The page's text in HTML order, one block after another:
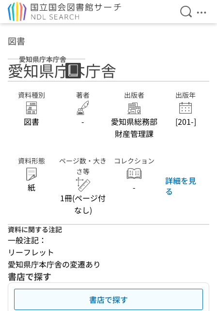
検索を
メ
図書
愛知県庁本庁舎
愛知県庁本庁舎
資料種別
図書
著者
-
出版者
愛知県総務部
財産管理課
出版年
[201-]
資料形態
紙
ページ数・大き
さ等
1冊(ページ付
なし)
コレクション
-
詳細を見
る
資料に関する注記
一般注記：
リーフレット
愛知県庁本庁舎の変遷あり
書店で探す
書店で探す